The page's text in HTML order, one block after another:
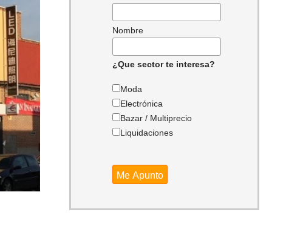
Nombre
¿Que sector te interesa?
Moda
Electrónica
Bazar / Multiprecio
Liquidaciones